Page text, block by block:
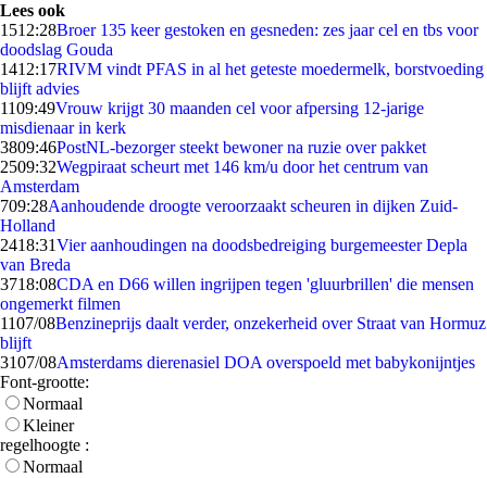
Lees ook
1512:28Broer 135 keer gestoken en gesneden: zes jaar cel en tbs voor
doodslag Gouda
1412:17RIVM vindt PFAS in al het geteste moedermelk, borstvoeding
blijft advies
1109:49Vrouw krijgt 30 maanden cel voor afpersing 12-jarige
misdienaar in kerk
3809:46PostNL-bezorger steekt bewoner na ruzie over pakket
2509:32Wegpiraat scheurt met 146 km/u door het centrum van
Amsterdam
709:28Aanhoudende droogte veroorzaakt scheuren in dijken Zuid-
Holland
2418:31Vier aanhoudingen na doodsbedreiging burgemeester Depla
van Breda
3718:08CDA en D66 willen ingrijpen tegen 'gluurbrillen' die mensen
ongemerkt filmen
1107/08Benzineprijs daalt verder, onzekerheid over Straat van Hormuz
blijft
3107/08Amsterdams dierenasiel DOA overspoeld met babykonijntjes
Font-grootte:
Normaal
Kleiner
regelhoogte :
Normaal